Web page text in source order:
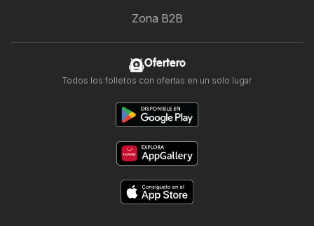
Zona B2B
Ofertero
Todos los folletos con ofertas en un solo lugar